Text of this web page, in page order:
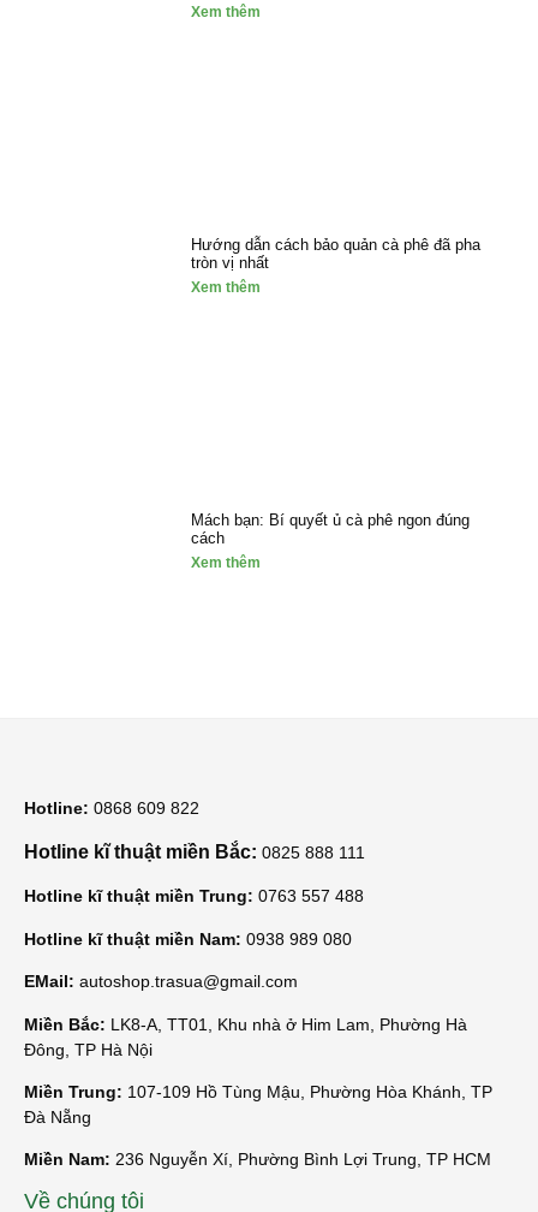
Xem thêm
Hướng dẫn cách bảo quản cà phê đã pha
tròn vị nhất
Xem thêm
Mách bạn: Bí quyết ủ cà phê ngon đúng
cách
Xem thêm
Hotline: 0868 609 822
Hotline kĩ thuật miền Bắc: 0825 888 111
Hotline kĩ thuật miền Trung: 0763 557 488
Hotline kĩ thuật miền Nam: 0938 989 080
EMail: autoshop.trasua@gmail.com
Miền Bắc: LK8-A, TT01, Khu nhà ở Him Lam, Phường Hà
Đông, TP Hà Nội
Miền Trung: 107-109 Hồ Tùng Mậu, Phường Hòa Khánh, TP
Đà Nẵng
Miền Nam: 236 Nguyễn Xí, Phường Bình Lợi Trung, TP HCM
Về chúng tôi